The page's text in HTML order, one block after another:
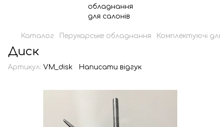
Каталог Перукарське обладнання Комплектуючі
Диск
Артикул: VM_disk Написати відгук